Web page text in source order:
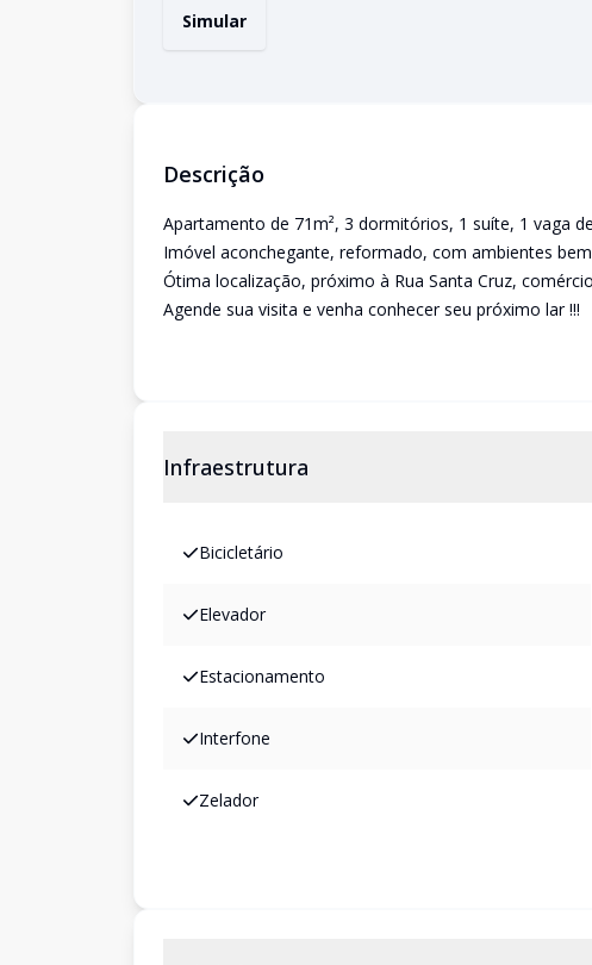
Simular
Descrição
Apartamento de 71m², 3 dormitórios, 1 suíte, 1 vaga
Imóvel aconchegante, reformado, com ambientes
Ótima localização, próximo à Rua Santa Cruz,
Agende sua visita e venha conhecer seu próximo lar !!!
Infraestrutura
Bicicletário
Elevador
Estacionamento
Interfone
Zelador